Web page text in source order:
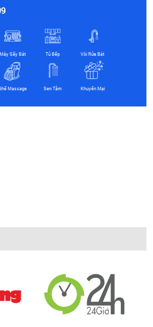
Máy Sấy Bát Tủ Bếp Vòi Rửa Bát
Massage Sen Tắm Khuyến Mại